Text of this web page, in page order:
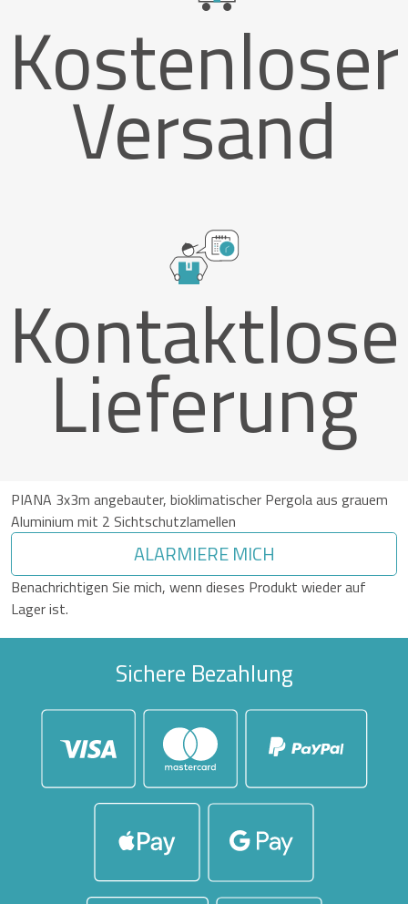
Kostenloser
Versand
Kontaktlose
Lieferung
PIANA 3x3m angebauter, bioklimatischer Pergola aus grauem
Aluminium mit 2 Sichtschutzlamellen
ALARMIERE MICH
Benachrichtigen Sie mich, wenn dieses Produkt wieder auf
Lager ist.
Sichere Bezahlung